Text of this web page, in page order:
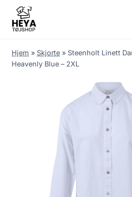
content
Hjem » Skjorte » Steenholt Linett
Heavenly Blue – 2XL